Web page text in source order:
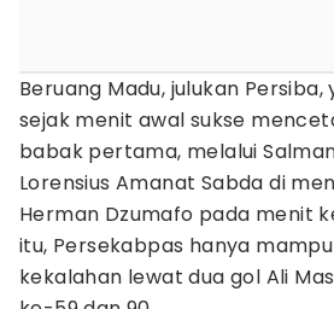
Beruang Madu, julukan
sejak menit awal sukse
babak pertama, melalui
Lorensius Amanat Sabda di
Herman Dzumafo pada menit
itu, Persekabpas hanya
kekalahan lewat dua gol Ali